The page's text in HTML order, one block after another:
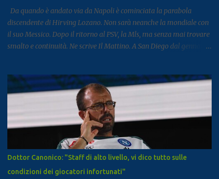
proviene infatt...
Da quando è andato via da Napoli è cominciata la parabola
discendente di Hirving Lozano. Non sarà neanche la mondiale con
il suo Messico. Dopo il ritorno al PSV, la Mls, ma senza mai trovare
smalto e continuità. Ne scrive Il Mattino. A San Diego dal gennaio
all’anno ) fino almeno al 2028. L’impatto non era stato cattivo: 9
gol e 8 assist in 27 partite. Tutto è cambiato la scorsa estate,
quando il club americano ha comunicato al calciatore che avrebbe
già potuto cercarsi una soluzione differente, ricevendo un no dal
calciatore e dal suo entourage. In pratica, da quando il campionato
americano è ricominciato a febbraio scorso, l’ex azzurro non è mai
stato convocato dal club, allenandosi con i compagni ma mai preso
in considerazione per le gare. Il ct Aguirre gli tese la mano
convocandolo in nazionale e gli chiese di trovare una sistemazione
Dottor Canonico: "Staff di alto livello, vi dico tutto sulle
condizioni dei giocatori infortunati"